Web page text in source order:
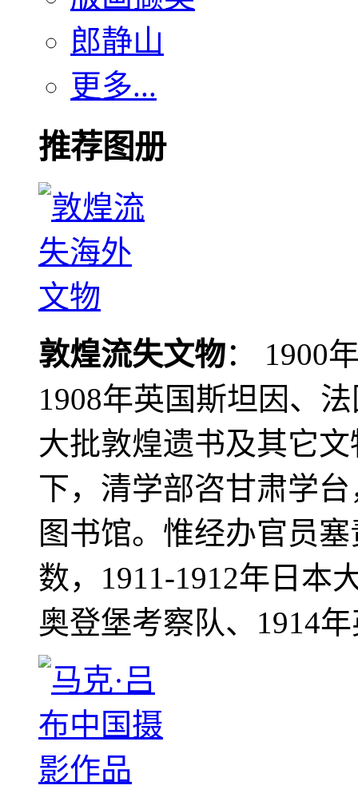
郎静山
更多...
推荐图册
敦煌流失文物： 1900
1908年英国斯坦因、
大批敦煌遗书及其它
下，清学部咨甘肃学
图书馆。惟经办官员
数，1911-1912年日本
奥登堡考察队、1914